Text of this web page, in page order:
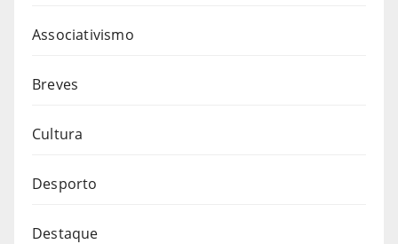
Associativismo
Breves
Cultura
Desporto
Destaque